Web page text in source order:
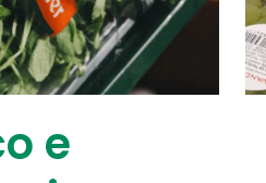
e